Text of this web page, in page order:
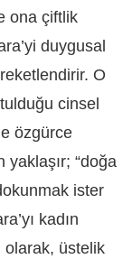
ona çiftlik
duygusal
O
cinsel
özgürce
yaklaşır; “doğa
ister
kadın
olarak, üstelik